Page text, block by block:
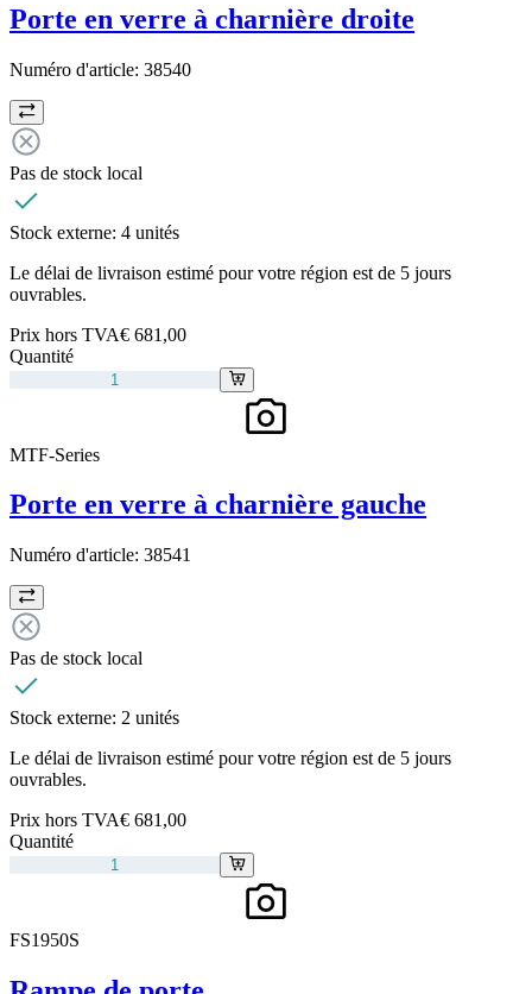
Porte en verre à charnière droite
Numéro d'article: 38540
Pas de stock local
Stock externe: 4 unités
Le délai de livraison estimé pour votre région est de 5 jours
ouvrables.
Prix hors TVA€ 681,00
Quantité
MTF-Series
Porte en verre à charnière gauche
Numéro d'article: 38541
Pas de stock local
Stock externe: 2 unités
Le délai de livraison estimé pour votre région est de 5 jours
ouvrables.
Prix hors TVA€ 681,00
Quantité
FS1950S